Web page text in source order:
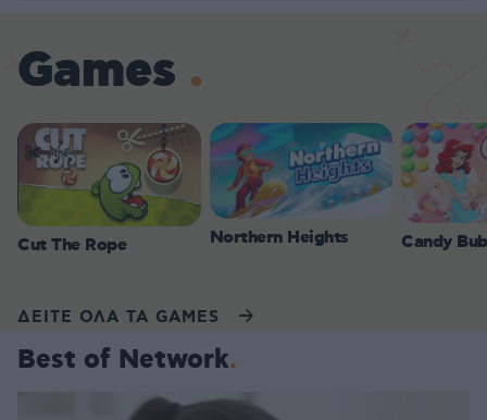
Games
Cut The Rope Northern Heights Candy
ΔΕΙΤΕ ΟΛΑ ΤΑ GAMES
Best of Network